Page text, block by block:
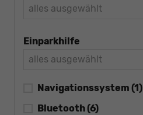
alles ausgewählt
Einparkhilfe
alles ausgewählt
Navigationssystem (1)
Bluetooth(6)